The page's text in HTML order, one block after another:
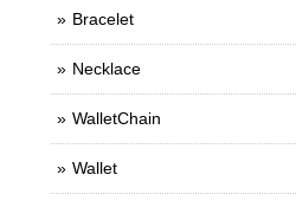
Bracelet
Necklace
WalletChain
Wallet